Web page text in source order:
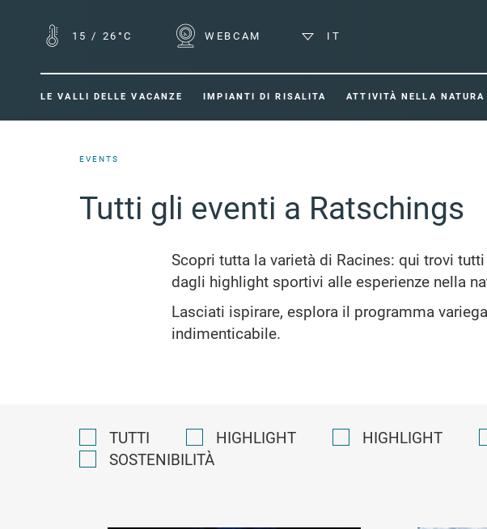
15 / 26°C WEBCAM IT
LE VALLI DELLE VACANZE IMPIANTI DI RISALITA ATTIVITÀ NELLA NATURA
EVENTS
Tutti gli eventi a Ratschings
Scopri tutta la varietà di Racines: qui trovi
dagli highlight sportivi alle esperienze nella
Lasciati ispirare, esplora il programma
indimenticabile.
TUTTI HIGHLIGHT HIGHLIGHT
SOSTENIBILITÀ